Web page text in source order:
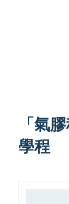
「氣
學程